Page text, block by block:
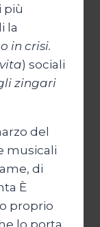
più
la
in crisi.
) sociali
zingari
del
musicali
di
È
proprio
lo porta